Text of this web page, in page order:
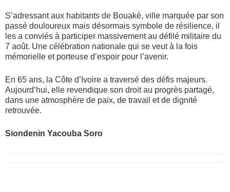
S’adressant aux habitants de Bouaké, ville marquée par son
passé douloureux mais désormais symbole de résilience, il
les a conviés à participer massivement au défilé militaire du
7 août. Une célébration nationale qui se veut à la fois
mémorielle et porteuse d’espoir pour l’avenir.
En 65 ans, la Côte d’Ivoire a traversé des défis majeurs.
Aujourd’hui, elle revendique son droit au progrès partagé,
dans une atmosphère de paix, de travail et de dignité
retrouvée.
Siondenin Yacouba Soro